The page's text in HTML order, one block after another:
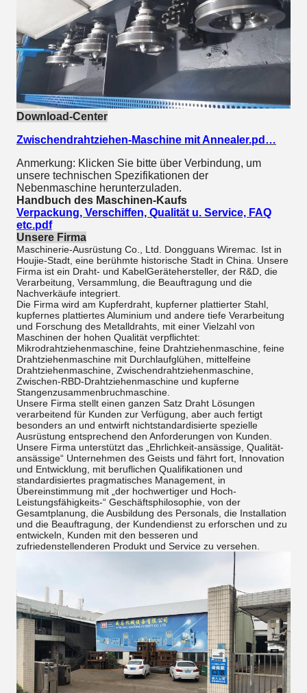
Download-Center
Zwischendrahtziehen-Maschine mit Annealer.pd…
Anmerkung: Klicken Sie bitte über Verbindung, um
unsere technischen Spezifikationen der
Nebenmaschine herunterzuladen.
Handbuch des Maschinen-Kaufs
Verpackung, Verschiffen, Qualität u. Service, FAQ
etc.pdf
Unsere Firma
Maschinerie-Ausrüstung Co., Ltd. Dongguans Wiremac. Ist in
Houjie-Stadt, eine berühmte historische Stadt in China. Unsere
Firma ist ein Draht- und KabelGerätehersteller, der R&D, die
Verarbeitung, Versammlung, die Beauftragung und die
Nachverkäufe integriert.
Die Firma wird am Kupferdraht, kupferner plattierter Stahl,
kupfernes plattiertes Aluminium und andere tiefe Verarbeitung
und Forschung des Metalldrahts, mit einer Vielzahl von
Maschinen der hohen Qualität verpflichtet:
Mikrodrahtziehenmaschine, feine Drahtziehenmaschine, feine
Drahtziehenmaschine mit Durchlaufglühen, mittelfeine
Drahtziehenmaschine, Zwischendrahtziehenmaschine,
Zwischen-RBD-Drahtziehenmaschine und kupferne
Stangenzusammenbruchmaschine.
Unsere Firma stellt einen ganzen Satz Draht Lösungen
verarbeitend für Kunden zur Verfügung, aber auch fertigt
besonders an und entwirft nichtstandardisierte spezielle
Ausrüstung entsprechend den Anforderungen von Kunden.
Unsere Firma unterstützt das „Ehrlichkeit-ansässige, Qualität-
ansässige“ Unternehmen des Geists und fährt fort, Innovation
und Entwicklung, mit beruflichen Qualifikationen und
standardisiertes pragmatisches Management, in
Übereinstimmung mit „der hochwertiger und Hoch-
Leistungsfähigkeits-“ Geschäftsphilosophie, von der
Gesamtplanung, die Ausbildung des Personals, die Installation
und die Beauftragung, der Kundendienst zu erforschen und zu
entwickeln, Kunden mit den besseren und
zufriedenstellenderen Produkt und Service zu versehen.